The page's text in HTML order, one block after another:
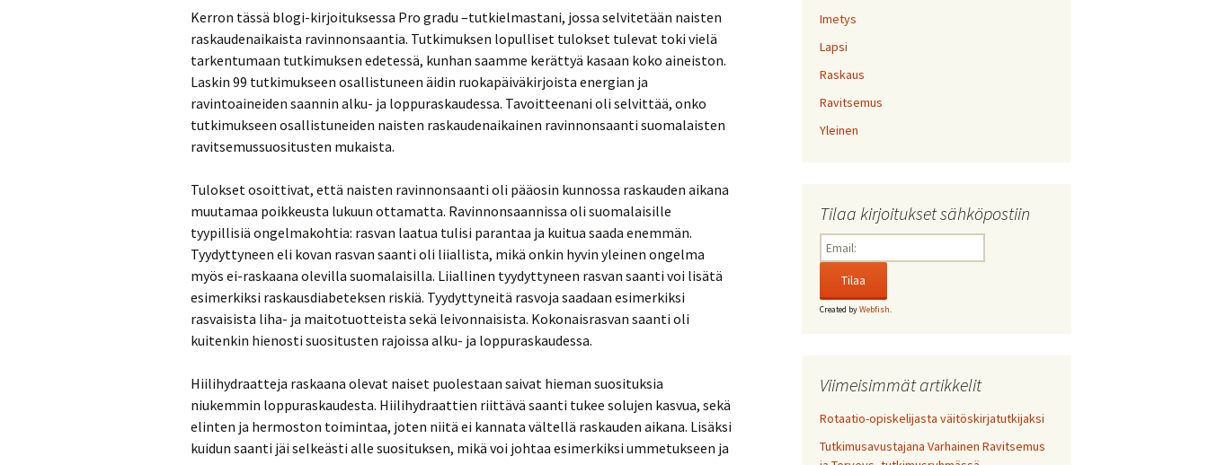
Kerron tässä blogi-kirjoituksessa Pro gradu –tutkielmastani, jossa selvitetään naisten
raskaudenaikaista ravinnonsaantia. Tutkimuksen lopulliset tulokset tulevat toki vielä
tarkentumaan tutkimuksen edetessä, kunhan saamme kerättyä kasaan koko aineiston.
Laskin 99 tutkimukseen osallistuneen äidin ruokapäiväkirjoista energian ja
ravintoaineiden saannin alku- ja loppuraskaudessa. Tavoitteenani oli selvittää, onko
tutkimukseen osallistuneiden naisten raskaudenaikainen ravinnonsaanti suomalaisten
ravitsemussuositusten mukaista.
Tulokset osoittivat, että naisten ravinnonsaanti oli pääosin kunnossa raskauden aikana
muutamaa poikkeusta lukuun ottamatta. Ravinnonsaannissa oli suomalaisille
tyypillisiä ongelmakohtia: rasvan laatua tulisi parantaa ja kuitua saada enemmän.
Tyydyttyneen eli kovan rasvan saanti oli liiallista, mikä onkin hyvin yleinen ongelma
myös ei-raskaana olevilla suomalaisilla. Liiallinen tyydyttyneen rasvan saanti voi lisätä
esimerkiksi raskausdiabeteksen riskiä. Tyydyttyneitä rasvoja saadaan esimerkiksi
rasvaisista liha- ja maitotuotteista sekä leivonnaisista. Kokonaisrasvan saanti oli
kuitenkin hienosti suositusten rajoissa alku- ja loppuraskaudessa.
Hiilihydraatteja raskaana olevat naiset puolestaan saivat hieman suosituksia
niukemmin loppuraskaudesta. Hiilihydraattien riittävä saanti tukee solujen kasvua, sekä
elinten ja hermoston toimintaa, joten niitä ei kannata vältellä raskauden aikana. Lisäksi
kuidun saanti jäi selkeästi alle suosituksen, mikä voi johtaa esimerkiksi ummetukseen ja
Imetys
Lapsi
Raskaus
Ravitsemus
Yleinen
Tilaa kirjoitukset sähköpostiin
Created byWebfish.
Viimeisimmät artikkelit
Rotaatio-opiskelijasta väitöskirjatutkijaksi
Tutkimusavustajana Varhainen Ravitsemus